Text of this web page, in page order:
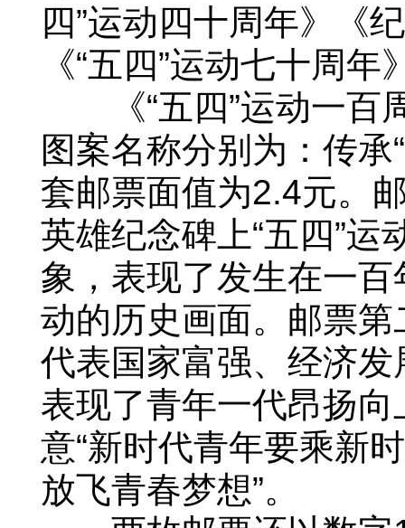
四”运动四十周年》《
《“五四”运动七十周
《“五四”运动一百
图案名称分别为：传承
套邮票面值为2.4元。
英雄纪念碑上“五四”运
象，表现了发生在一
动的历史画面。邮票
代表国家富强、经济
表现了青年一代昂扬
意“新时代青年要乘新
放飞青春梦想”。